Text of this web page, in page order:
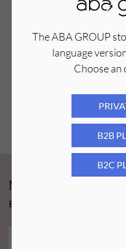
The ABA GROUP
language
Choose an
B2B
B2C
Newsy Aba Group!
Bądź na bieżąco i łap